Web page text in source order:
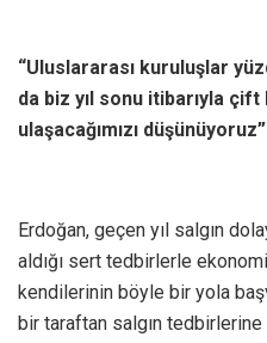
“Uluslararası kuruluşlar
da biz yıl sonu itibarıyla
ulaşacağımızı düşünüyoruz”
Erdoğan, geçen yıl salgın
aldığı sert tedbirlerle
kendilerinin böyle bir yola
bir taraftan salgın